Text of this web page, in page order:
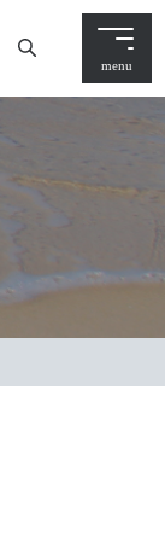
menu